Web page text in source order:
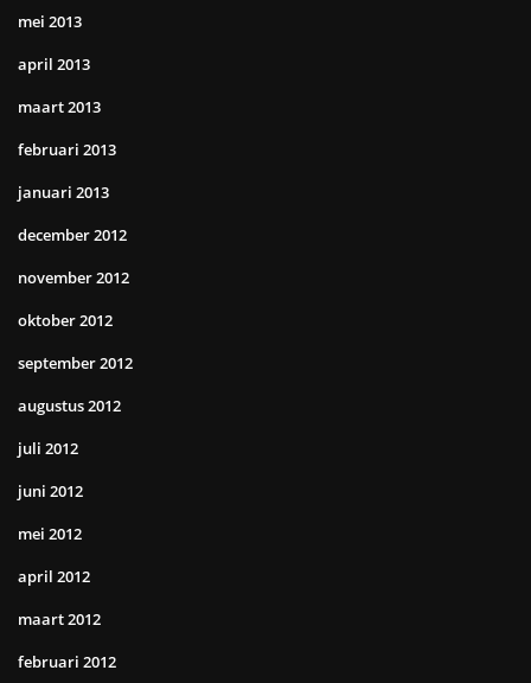
mei 2013
april 2013
maart 2013
februari 2013
januari 2013
december 2012
november 2012
oktober 2012
september 2012
augustus 2012
juli 2012
juni 2012
mei 2012
april 2012
maart 2012
februari 2012